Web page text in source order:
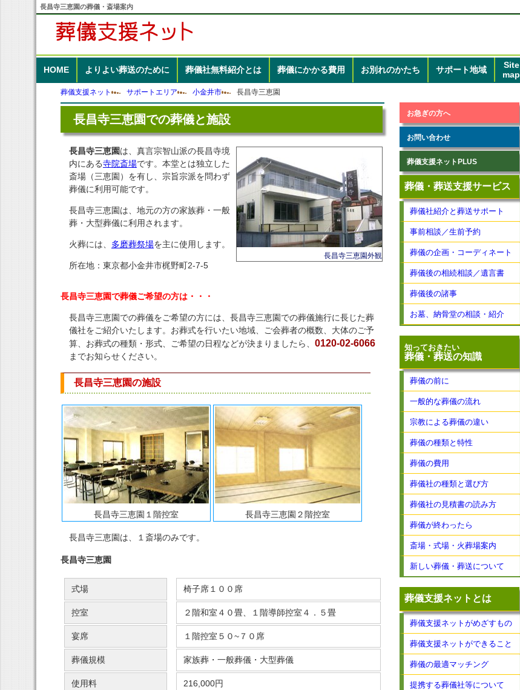
長昌寺三恵園の葬儀・斎場案内
HOME よりよい葬送のために 葬儀社無料紹介とは 葬儀にかかる費用 お別れのかたち サポート地域
Site
map
葬儀支援ネット サポートエリア 小金井市 長昌寺三恵園
長昌寺三恵園での葬儀と施設
長昌寺三恵園外観
長昌寺三恵園は、真言宗智山派の長昌寺境
内にある寺院斎場です。本堂とは独立した
斎場（三恵園）を有し、宗旨宗派を問わず
葬儀に利用可能です。
長昌寺三恵園は、地元の方の家族葬・一般
葬・大型葬儀に利用されます。
火葬には、 多磨葬祭場を主に使用します。
所在地：東京都小金井市梶野町2-7-5
長昌寺三恵園で葬儀ご希望の方は・・・
長昌寺三恵園での葬儀をご希望の方には、長昌寺三恵園での葬儀施行に長じた葬
儀社をご紹介いたします。お葬式を行いたい地域、ご会葬者の概数、大体のご予
算、お葬式の種類・形式、ご希望の日程などが決まりましたら、 0120-02-6066
までお知らせください。
長昌寺三恵園の施設
長昌寺三恵園１階控室 長昌寺三恵園２階控室
長昌寺三恵園は、１斎場のみです。
長昌寺三恵園
式場 椅子席１００席
控室 ２階和室４０畳、１階導師控室４．５畳
宴席 １階控室５０~７０席
葬儀規模 家族葬・一般葬儀・大型葬儀
使用料 216,000円
お急ぎの方へ
お問い合わせ
葬儀支援ネットPLUS
葬儀・葬送支援サービス
葬儀社紹介と葬送サポート
事前相談／生前予約
葬儀の企画・コーディネート
葬儀後の相続相談／遺言書
葬儀後の諸事
お墓、納骨堂の相談・紹介
知っておきたい
葬儀・葬送の知識
葬儀の前に
一般的な葬儀の流れ
宗教による葬儀の違い
葬儀の種類と特性
葬儀の費用
葬儀社の種類と選び方
葬儀社の見積書の読み方
葬儀が終わったら
斎場・式場・火葬場案内
新しい葬儀・葬送について
葬儀支援ネットとは
葬儀支援ネットがめざすもの
葬儀支援ネットができること
葬儀の最適マッチング
提携する葬儀社等について